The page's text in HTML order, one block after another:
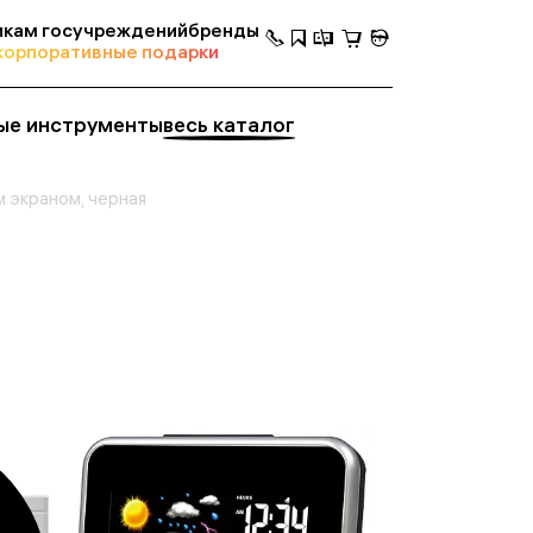
госучрежденийбренды
подарки
инструментывесь каталог
черная